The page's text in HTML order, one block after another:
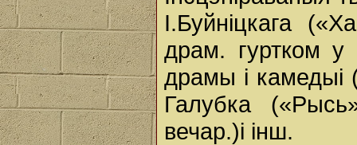
І.Буйніцкага
драм. гуртком
драмы і камедыі
Галубка
вечар.)і інш.